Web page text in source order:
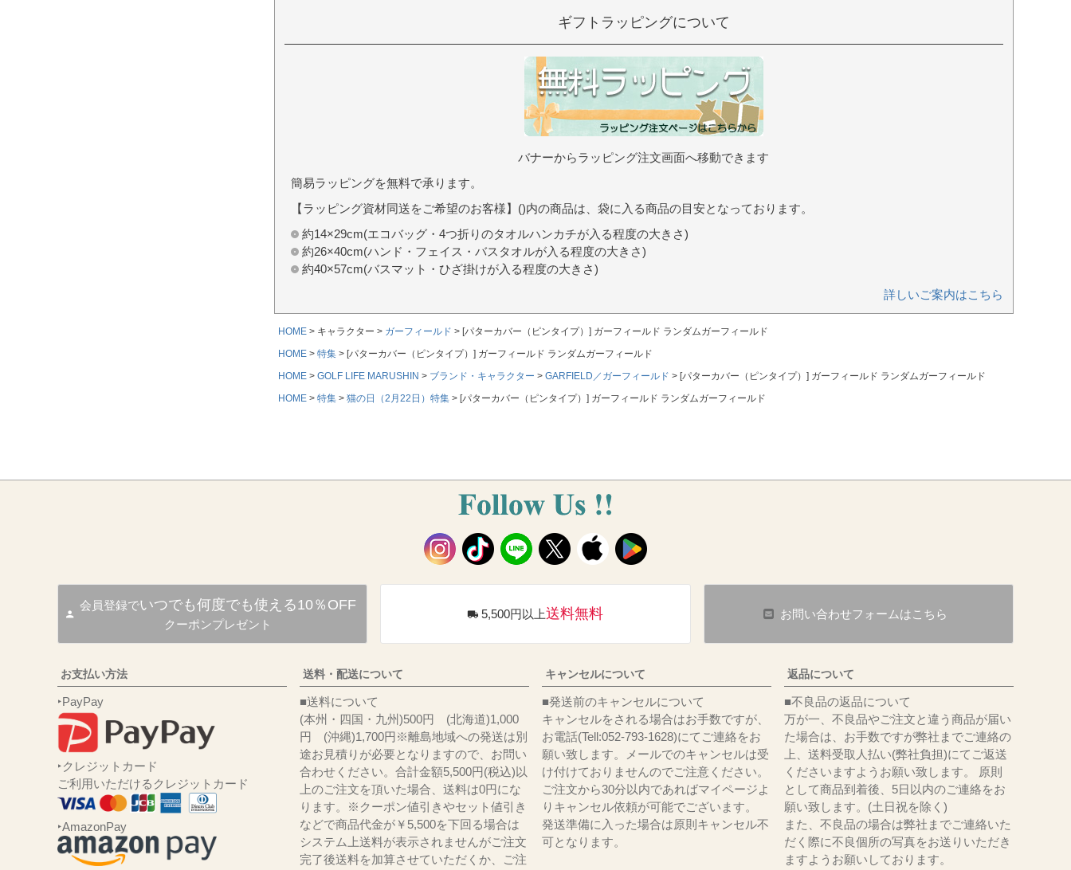
ギフトラッピングについて
バナーからラッピング注文画面へ移動できます
簡易ラッピングを無料で承ります。
【ラッピング資材同送をご希望のお客様】()内の商品は、袋に入る商品の目安となっております。
約14×29cm(エコバッグ・4つ折りのタオルハンカチが入る程度の大きさ)
約26×40cm(ハンド・フェイス・バスタオルが入る程度の大きさ)
約40×57cm(バスマット・ひざ掛けが入る程度の大きさ)
詳しいご案内はこちら
HOME キャラクター ガーフィールド
[パターカバー（ピンタイプ）] ガーフィールド ランダムガーフィールド
HOME
特集
[パターカバー（ピンタイプ）] ガーフィールド ランダムガーフィールド
HOME
GOLF LIFE MARUSHIN ブランド・キャラクター GARFIELD／ガーフィールド
[パターカバー（ピンタイプ）] ガーフィールド ランダムガーフィールド
HOME
特集 猫の日（2月22日）特集 [パターカバー（ピンタイプ）] ガーフィールド ランダムガーフィールド
会員登録でいつでも何度でも使える10％OFF
クーポンプレゼント
5,500円以上送料無料 お問い合わせフォームはこちら
お支払い方法
‣PayPay
‣クレジットカード
ご利用いただけるクレジットカード
‣AmazonPay
送料・配送について
■送料について
(本州・四国・九州)500円 (北海道)1,000
円 (沖縄)1,700円※離島地域への発送は別
途お見積りが必要となりますので、お問い
合わせください。合計金額5,500円(税込)以
上のご注文を頂いた場合、送料は0円にな
ります。※クーポン値引きやセット値引き
などで商品代金が￥5,500を下回る場合は
システム上送料が表示されませんがご注文
完了後送料を加算させていただくか、ご注
キャンセルについて
■発送前のキャンセルについて
キャンセルをされる場合はお手数ですが、
お電話(Tell:052-793-1628)にてご連絡をお
願い致します。メールでのキャンセルは受
け付けておりませんのでご注意ください。
ご注文から30分以内であればマイページよ
りキャンセル依頼が可能でございます。
発送準備に入った場合は原則キャンセル不
可となります。
返品について
■不良品の返品について
万が一、不良品やご注文と違う商品が届い
た場合は、お手数ですが弊社までご連絡の
上、送料受取人払い(弊社負担)にてご返送
くださいますようお願い致します。 原則
として商品到着後、5日以内のご連絡をお
願い致します。(土日祝を除く)
また、不良品の場合は弊社までご連絡いた
だく際に不良個所の写真をお送りいただき
ますようお願いしております。